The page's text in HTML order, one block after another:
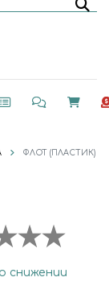
ФЛОТ (ПЛАСТИК)
снижении